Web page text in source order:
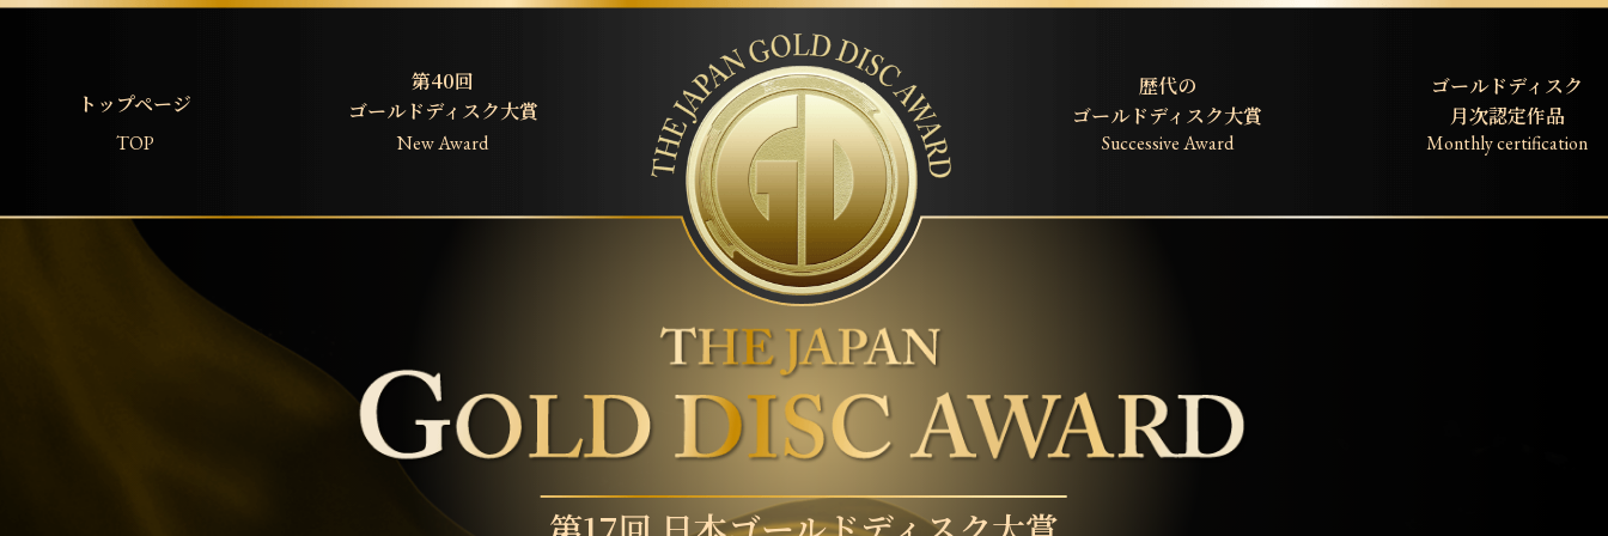
トップページ
TOP
第40回
ゴールドディスク大賞
New Award
歴代の
ゴールドディスク大賞
Successive Award
ゴールドディスク
月次認定作品
Monthly certification